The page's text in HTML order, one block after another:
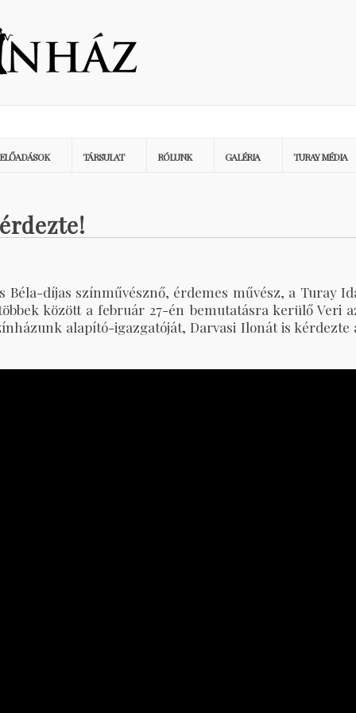
ELŐADÁSOK TÁRSULAT RÓLUNK GALÉRIA TURAY MÉDIA
Béla-díjas színművésznő, érdemes művész, a Turay
között a február 27-én bemutatásra kerülő Veri
alapító-igazgatóját, Darvasi Ilonát is kérdezte